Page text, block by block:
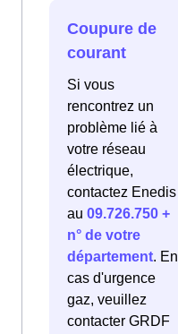
Coupure de
courant
Si vous
rencontrez un
problème lié à
votre réseau
électrique,
contactez Enedis
au 09.726.750 +
n° de votre
département. En
cas d'urgence
gaz, veuillez
contacter GRDF